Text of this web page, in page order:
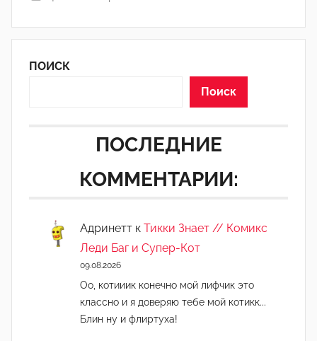
о
-
м
и
)
ПОИСК
Поиск
ПОСЛЕДНИЕ
КОММЕНТАРИИ:
Адринетт к Тикки Знает // Комикс
Леди Баг и Супер-Кот
09.08.2026
Оо, котииик конечно мой лифчик это
классно и я доверяю тебе мой котикк...
Блин ну и флиртуха!